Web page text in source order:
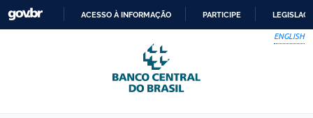
Skip to main content
PARA
O
CONTEÚDO
ACESSO À INFORMAÇÃO PARTICIPE
ENGLISH